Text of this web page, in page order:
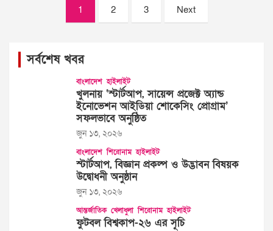
pagination
1 2 3 Next
সর্বশেষ খবর
বাংলাদেশ হাইলাইট
খুলনায় ‘স্টার্টআপ, সায়েন্স প্রজেক্ট অ্যান্ড
ইনোভেশন আইডিয়া শোকেসিং প্রোগ্রাম’
সফলভাবে অনুষ্ঠিত
জুন ১৩, ২০২৬
বাংলাদেশ শিরোনাম হাইলাইট
স্টার্টআপ, বিজ্ঞান প্রকল্প ও উদ্ভাবন বিষয়ক
উদ্বোধনী অনুষ্ঠান
জুন ১৩, ২০২৬
আন্তর্জাতিক খেলাধুলা শিরোনাম হাইলাইট
ফুটবল বিশ্বকাপ-২৬ এর সূচি